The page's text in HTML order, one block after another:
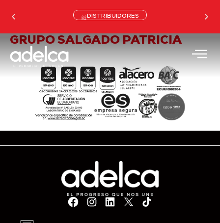
DISTRIBUIDORES
GRUPO SALGADO PATRICIA